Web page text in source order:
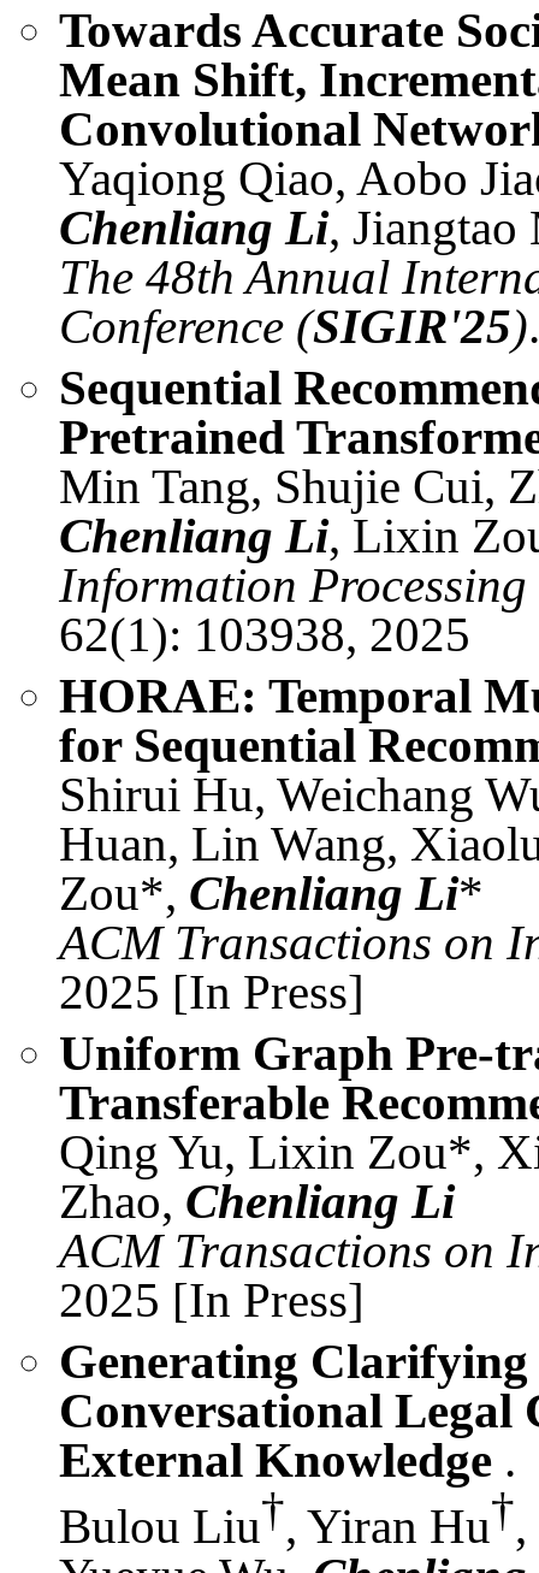
Towards Accurate
Mean Shift,
Convolutional
Yaqiong Qiao, Aobo
Chenliang Li, Jiangtao
The 48th Annual
Conference (SIGIR'25)
Sequential
Pretrained
Min Tang, Shujie Cui,
Chenliang Li, Lixin
Information
62(1): 103938, 2025
HORAE: Temporal
for Sequential
Shirui Hu, Weichang
Huan, Lin Wang,
Zou*, Chenliang Li*
ACM Transactions on
2025 [In Press]
Uniform Graph Pre-
Transferable
Qing Yu, Lixin Zou*,
Zhao, Chenliang Li
ACM Transactions on
2025 [In Press]
Generating Clarifying
Conversational Legal
External Knowledge .
Bulou Liu†, Yiran Hu†